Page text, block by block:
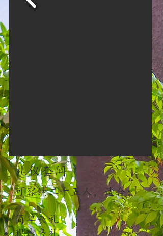
礼仪套间
可容纳二十五人，适合： ​
简单丧礼
现出丧礼